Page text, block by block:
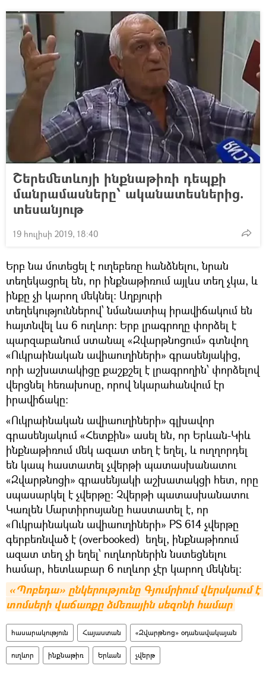
Շերեմետևոյի ինքնաթիռի դեպքի
մանրամասները՝ ականատեսներից.
տեսանյութ
19 հուլիսի 2019, 18:40
Երբ նա մոտեցել է ուղեբեռը հանձնելու, նրան
տեղեկացրել են, որ ինքնաթիռում այլևս տեղ չկա, և
ինքը չի կարող մեկնել։ Աղբյուրի
տեղեկություններով՝ նմանատիպ իրավիճակում են
հայտնվել ևս 6 ուղևոր։ Երբ լրագրողը փորձել է
պարզաբանում ստանալ «Զվարթնոցում» գտնվող
«Ուկրաինական ավիաուղիների» գրասենյակից,
որի աշխատակիցը քաշքշել է լրագրողին՝ փորձելով
վերցնել հեռախոսը, որով նկարահանվում էր
իրավիճակը։
«Ուկրաինական ավիաուղիների» գլխավոր
գրասենյակում «Հետքին» ասել են, որ Երևան-Կիև
ինքնաթիռում մեկ ազատ տեղ է եղել, և ուղղորդել
են կապ հաստատել չվերթի պատասխանատու
«Զվարթնոցի» գրասենյակի աշխատակցի հետ, որը
սպասարկել է չվերթը: Չվերթի պատասխանատու
Կառլեն Մարտիրոսյանը հաստատել է, որ
«Ուկրաինական ավիաուղիների» PS 614 չվերթը
գերբեռնված է (overbooked) եղել, ինքնաթիռում
ազատ տեղ չի եղել՝ ուղևորներին նստեցնելու
համար, հետևաբար 6 ուղևոր չէր կարող մեկնել:
«Պոբեդա» ընկերությունը Գյումրիում վերսկսում է
տոմսերի վաճառքը ձմեռային սեզոնի համար
հասարակություն Հայաստան «Զվարթնոց» օդանավակայան
ուղևոր ինքնաթիռ Երևան չվերթ